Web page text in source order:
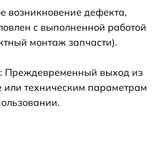
возникновение дефекта,
с выполненной работой
монтаж запчасти).
Преждевременный выход из
или техническим параметрам